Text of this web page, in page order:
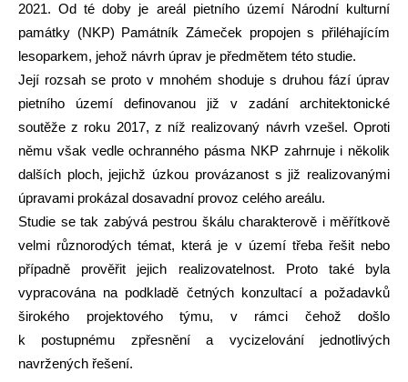
2021. Od té doby je areál pietního území Národní kulturní
památky (NKP) Památník Zámeček propojen s přiléhajícím
lesoparkem, jehož návrh úprav je předmětem této studie.
Její rozsah se proto v mnohém shoduje s druhou fází úprav
pietního území definovanou již v zadání architektonické
soutěže z roku 2017, z níž realizovaný návrh vzešel. Oproti
němu však vedle ochranného pásma NKP zahrnuje i několik
dalších ploch, jejichž úzkou provázanost s již realizovanými
úpravami prokázal dosavadní provoz celého areálu.
Studie se tak zabývá pestrou škálu charakterově i měřítkově
velmi různorodých témat, která je v území třeba řešit nebo
případně prověřit jejich realizovatelnost. Proto také byla
vypracována na podkladě četných konzultací a požadavků
širokého projek­tového týmu, v rámci čehož došlo
k postupnému zpřesnění a vycizelování jednotlivých
navržených řešení.